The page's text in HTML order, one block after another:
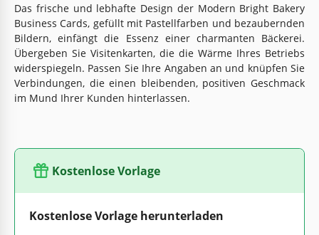
Das frische und lebhafte Design der Modern Bright Bakery
Business Cards, gefüllt mit Pastellfarben und bezaubernden
Bildern, einfängt die Essenz einer charmanten Bäckerei.
Übergeben Sie Visitenkarten, die die Wärme Ihres Betriebs
widerspiegeln. Passen Sie Ihre Angaben an und knüpfen Sie
Verbindungen, die einen bleibenden, positiven Geschmack
im Mund Ihrer Kunden hinterlassen.
Kostenlose Vorlage
Kostenlose Vorlage herunterladen